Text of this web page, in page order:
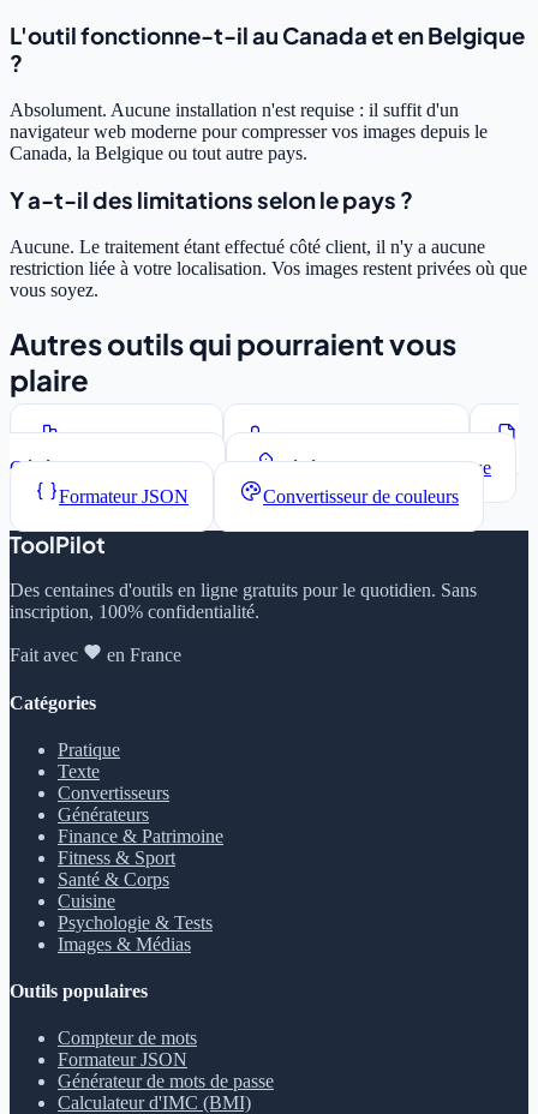
L'outil fonctionne-t-il au Canada et en Belgique
?
Absolument. Aucune installation n'est requise : il suffit d'un
navigateur web moderne pour compresser vos images depuis le
Canada, la Belgique ou tout autre pays.
Y a-t-il des limitations selon le pays ?
Aucune. Le traitement étant effectué côté client, il n'y a aucune
restriction liée à votre localisation. Vos images restent privées où que
vous soyez.
Autres outils qui pourraient vous
plaire
Compteur de mots
Convertisseur de casse
Générateur Lorem Ipsum
Générateur de mots de passe
Formateur JSON
Convertisseur de couleurs
ToolPilot
Des centaines d'outils en ligne gratuits pour le quotidien. Sans
inscription, 100% confidentialité.
Fait avec en France
Catégories
Pratique
Texte
Convertisseurs
Générateurs
Finance & Patrimoine
Fitness & Sport
Santé & Corps
Cuisine
Psychologie & Tests
Images & Médias
Outils populaires
Compteur de mots
Formateur JSON
Générateur de mots de passe
Calculateur d'IMC (BMI)